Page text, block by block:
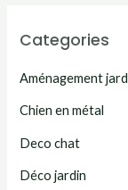
Categories
Aménagement
Chien en métal
Deco chat
Déco jardin